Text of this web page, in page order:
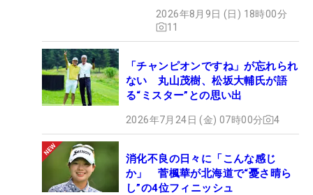
2026年8月9日 (日) 18時00分
11
「チャンピオンですね」が忘れられ
ない 丸山茂樹、松坂大輔氏が語
る“ミスター”との思い出
2026年7月24日 (金) 07時00分 4
消化不良の日々に「こんな感じ
か」 菅楓華が北海道で“憂さ晴ら
し”の4位フィニッシュ